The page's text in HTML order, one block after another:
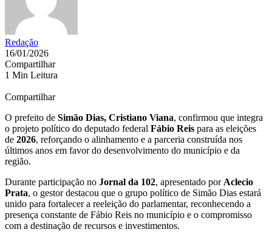
Redação
16/01/2026
Compartilhar
1 Min Leitura
Compartilhar
O prefeito de Simão Dias, Cristiano Viana, confirmou que integra
o projeto político do deputado federal Fábio Reis para as eleições
de 2026, reforçando o alinhamento e a parceria construída nos
últimos anos em favor do desenvolvimento do município e da
região.
Durante participação no Jornal da 102, apresentado por Aclecio
Prata, o gestor destacou que o grupo político de Simão Dias estará
unido para fortalecer a reeleição do parlamentar, reconhecendo a
presença constante de Fábio Reis no município e o compromisso
com a destinação de recursos e investimentos.